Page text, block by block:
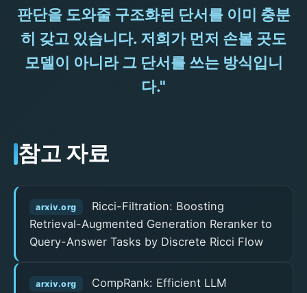
판단을 도와줄 구조화된 단서를 이미 충분
히 갖고 있습니다. 저희가 먼저 손볼 곳도
모델이 아니라 그 단서를 쓰는 방식입니
다."
참고 자료
arxiv.org
Ricci-Filtration: Boosting
Retrieval-Augmented Generation Reranker to
Query-Answer Tasks by Discrete Ricci Flow
arxiv.org
CompRank: Efficient LLM